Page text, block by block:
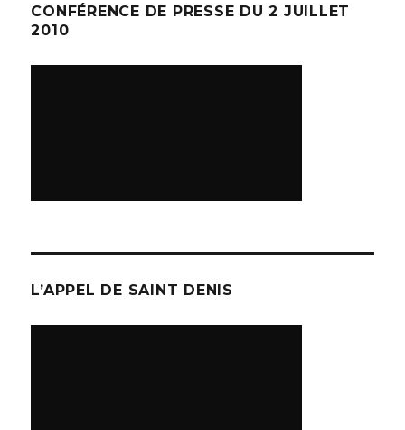
CONFÉRENCE DE PRESSE DU 2 JUILLET
2010
L’APPEL DE SAINT DENIS